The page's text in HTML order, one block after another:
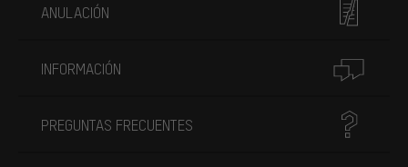
ANULACIÓN
INFORMACIÓN
PREGUNTAS FRECUENTES